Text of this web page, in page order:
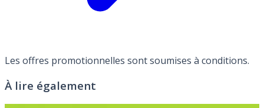
Les offres promotionnelles sont soumises à conditions.
À lire également